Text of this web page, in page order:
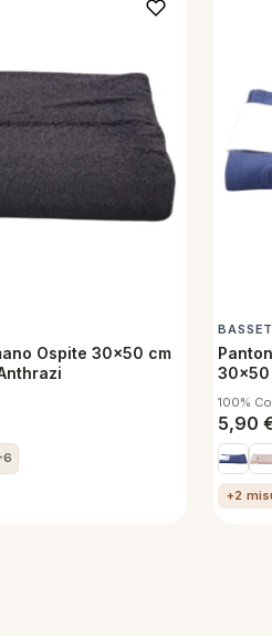
Ospite 30x50 cm
30x50
100%
5,90
+2